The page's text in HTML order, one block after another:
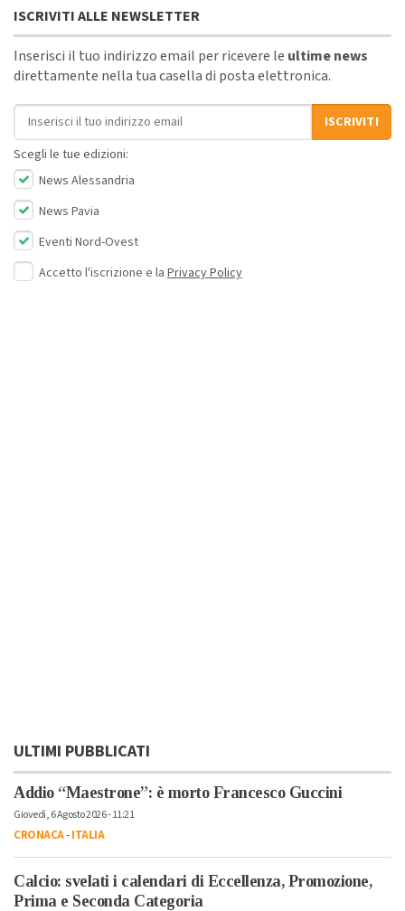
ISCRIVITI ALLE NEWSLETTER
Inserisci il tuo indirizzo email per ricevere le ultime news
direttamente nella tua casella di posta elettronica.
Indirizzo email
ISCRIVITI
Scegli le tue edizioni:
News Alessandria
News Pavia
Eventi Nord-Ovest
Accetto l'iscrizione e la Privacy Policy
ULTIMI PUBBLICATI
Addio “Maestrone”: è morto Francesco Guccini
Giovedì, 6 Agosto 2026 - 11:21
CRONACA-ITALIA
Calcio: svelati i calendari di Eccellenza, Promozione,
Prima e Seconda Categoria